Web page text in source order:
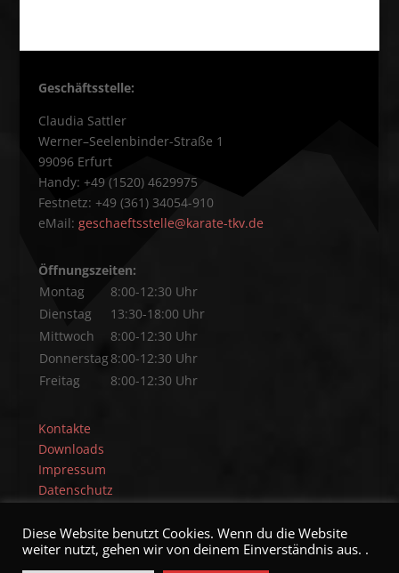
Geschäftsstelle:
Claudia Sattler
Werner–Seelenbinder-Straße 1
99096 Erfurt
Handy: +49 (1520) 4629975
Festnetz: +49 (361) 34054-910
eMail: geschaeftsstelle@karate-tkv.de
Öffnungszeiten:
Montag
8:00-12:30 Uhr
Dienstag
13:30-18:00 Uhr
Mittwoch
8:00-12:30 Uhr
Donnerstag8:00-12:30 Uhr
Freitag
8:00-12:30 Uhr
Kontakte
Downloads
Impressum
Datenschutz
Diese Website benutzt Cookies. Wenn du die Website
weiter nutzt, gehen wir von deinem Einverständnis aus. .